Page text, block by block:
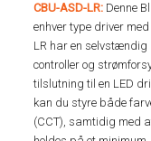
CBU-ASD-LR: Denne
enhver type driver
LR har en selvstændig
controller og
tilslutning til en LED
kan du styre både
(CCT), samtidig med